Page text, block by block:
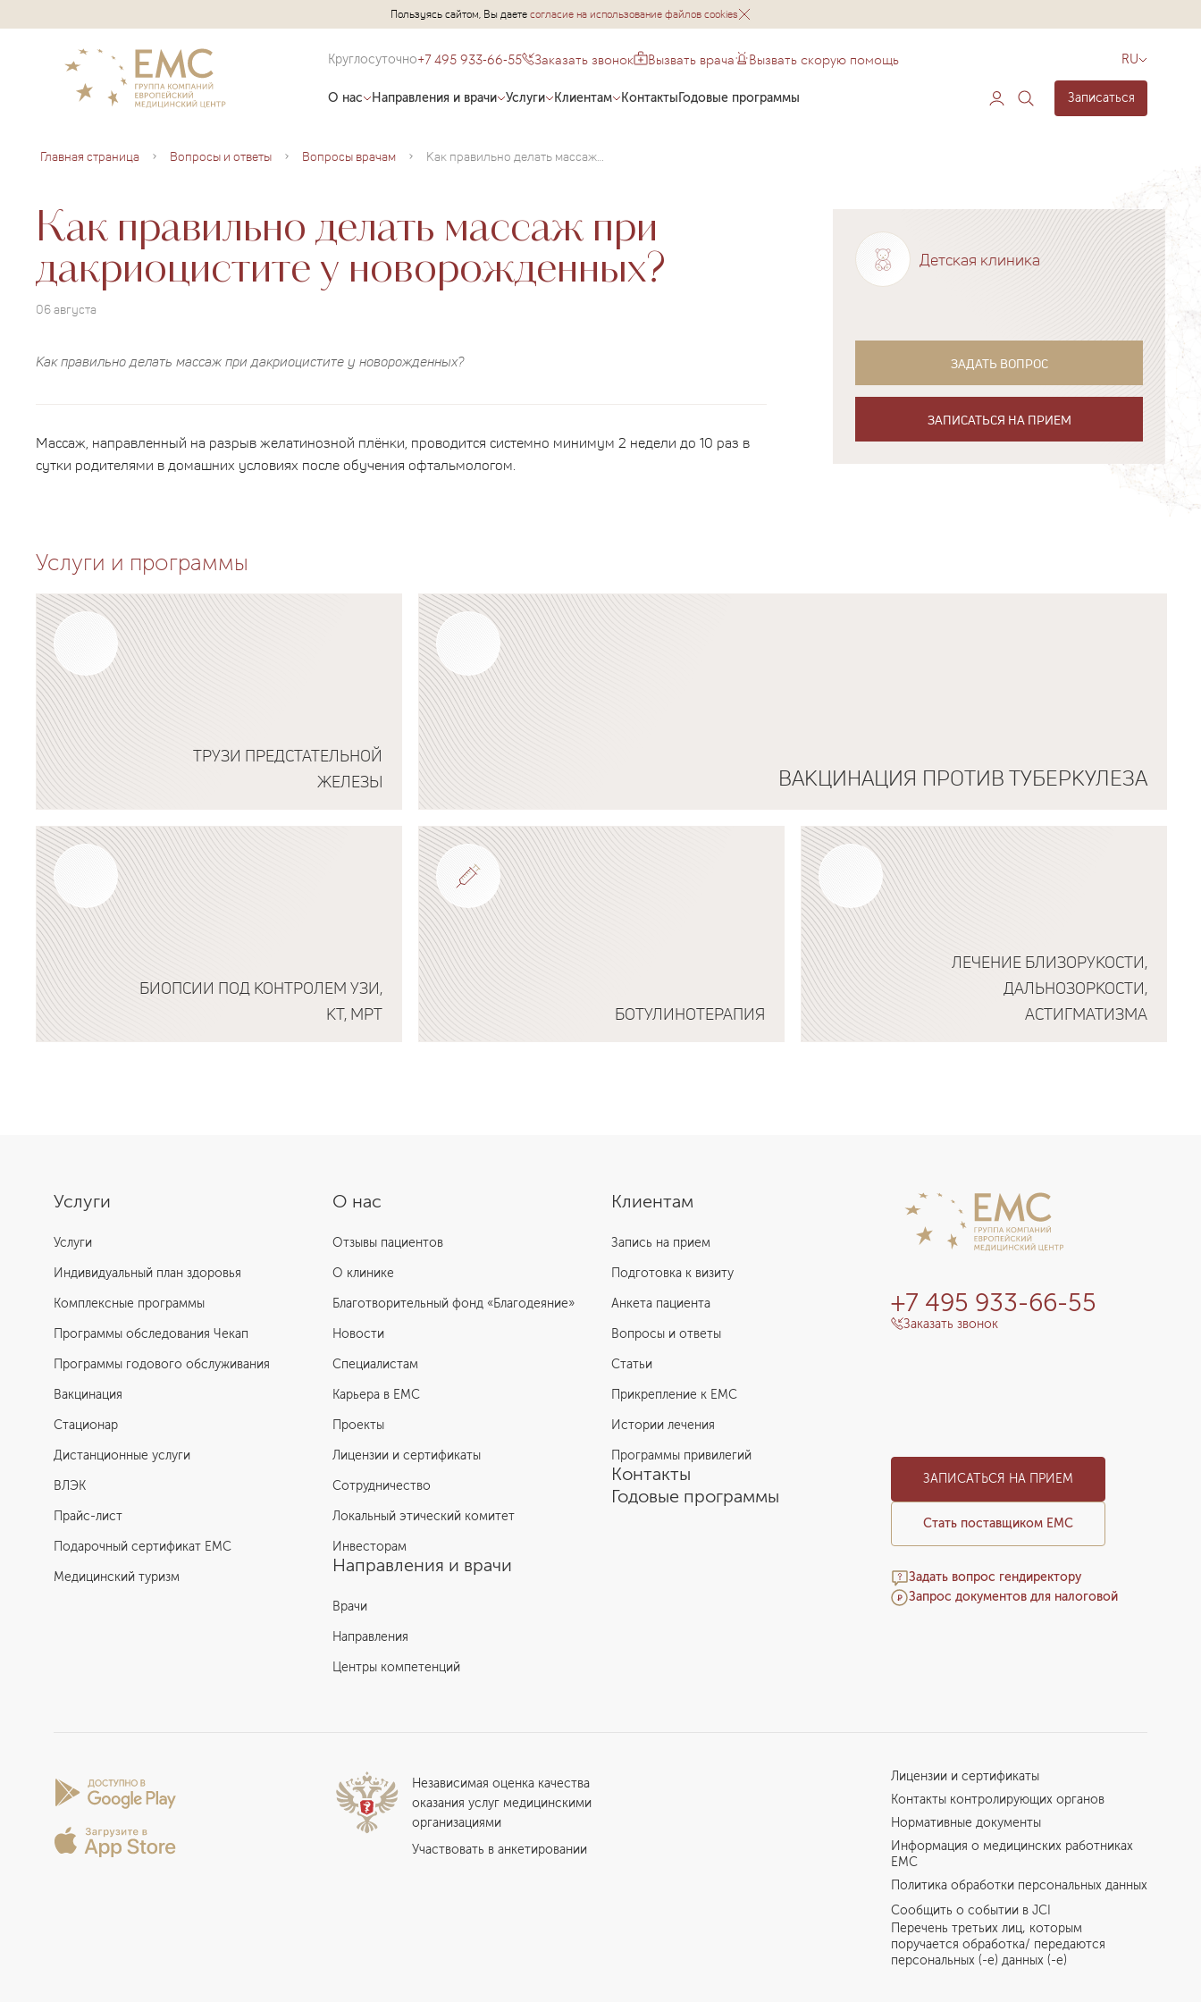
Пользуясь сайтом, Вы даетесогласие на использование файлов cookies
Круглосуточно+7 495 933-66-55 Заказать звонок Вызвать врача Вызвать скорую помощь RU
О нас Направления и врачи Услуги Клиентам КонтактыГодовые программы Записаться
Главная страница Вопросы и ответы Вопросы врачам Как правильно делать массаж при дакриоцистите у новорожденных?
Как правильно делать массаж при
дакриоцистите у новорожденных?
06 августа
Как правильно делать массаж при дакриоцистите у новорожденных?
Массаж, направленный на разрыв желатинозной плёнки, проводится системно минимум 2 недели до 10 раз в
сутки родителями в домашних условиях после обучения офтальмологом.
Детская клиника
ЗАДАТЬ ВОПРОС
ЗАПИСАТЬСЯ НА ПРИЕМ
Услуги и программы
ТРУЗИ ПРЕДСТАТЕЛЬНОЙ
ЖЕЛЕЗЫ
Подробнее о программе
ВАКЦИНАЦИЯ ПРОТИВ ТУБЕРКУЛЕЗА
Подробнее о программе
БИОПСИИ ПОД КОНТРОЛЕМ УЗИ,
КТ, МРТ
БОТУЛИНОТЕРАПИЯ
ЛЕЧЕНИЕ БЛИЗОРУКОСТИ,
ДАЛЬНОЗОРКОСТИ,
АСТИГМАТИЗМА
О нас
Отзывы пациентов
О клинике
Благотворительный фонд «Благодеяние»
Новости
Специалистам
Карьера в ЕМС
Проекты
Лицензии и сертификаты
Сотрудничество
Локальный этический комитет
Инвесторам
Направления и врачи
Врачи
Направления
Центры компетенций
Услуги
Услуги
Индивидуальный план здоровья
Комплексные программы
Программы обследования Чекап
Программы годового обслуживания
Вакцинация
Стационар
Дистанционные услуги
ВЛЭК
Прайс-лист
Подарочный сертификат EMC
Медицинский туризм
Клиентам
Запись на прием
Подготовка к визиту
Анкета пациента
Вопросы и ответы
Статьи
Прикрепление к EMC
Истории лечения
Программы привилегий
Контакты
Годовые программы
+7 495 933-66-55
Заказать звонок
ЗАПИСАТЬСЯ НА ПРИЕМ
Стать поставщиком ЕМС
Задать вопрос гендиректору
Запрос документов для налоговой
Независимая оценка качества
оказания услуг медицинскими
организациями
Участвовать в анкетировании
Лицензии и сертификаты
Контакты контролирующих органов
Нормативные документы
Информация о медицинских работниках
EMC
Политика обработки персональных данных
Сообщить о событии в JCI
Перечень третьих лиц, которым
поручается обработка/ передаются
персональных (-е) данных (-е)